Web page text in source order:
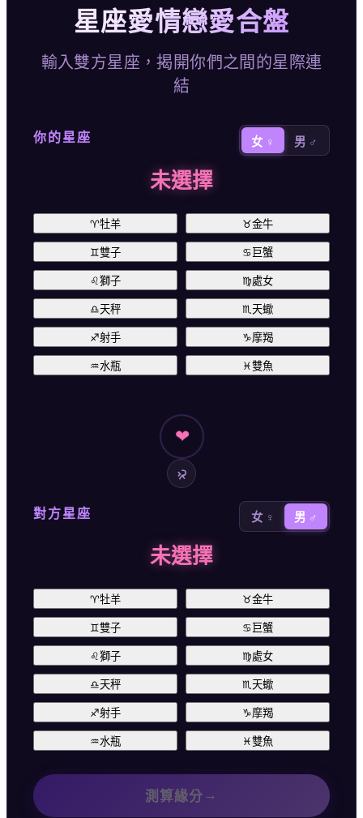
星座愛情戀愛合盤
輸入雙方星座，揭開你們之間的星際連
結
你的星座 女 ♀ 男 ♂
未選擇
♈牡羊 ♉金牛
♊雙子 ♋ 巨蟹
♌獅子 ♍處女
♎天秤 ♏ 天蠍
♐射手 ♑摩羯
♒水瓶 ♓雙魚
❤
對方星座 女 ♀ 男 ♂
未選擇
♈牡羊 ♉金牛
♊雙子 ♋ 巨蟹
♌獅子 ♍處女
♎天秤 ♏天蠍
♐射手 ♑摩羯
♒水瓶 ♓雙魚
測算緣分 →